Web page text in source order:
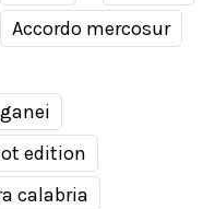
Accordo mercosur
edition
calabria